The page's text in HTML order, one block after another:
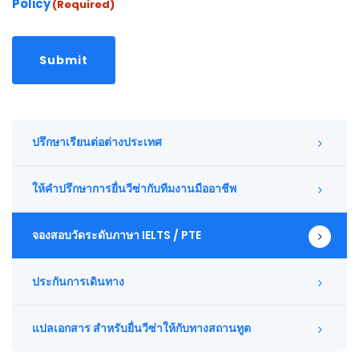
Policy(Required)
ปรึกษาเรียนต่อต่างประเทศ
ให้คำปรึกษาการยื่นวีซ่ากับทีมงานมืออาชีพ
จองสอบวัดระดับภาษา IELTS / PTE
ประกันการเดินทาง
แปลเอกสาร สำหรับยื่นวีซ่าให้กับทางสถานทูต